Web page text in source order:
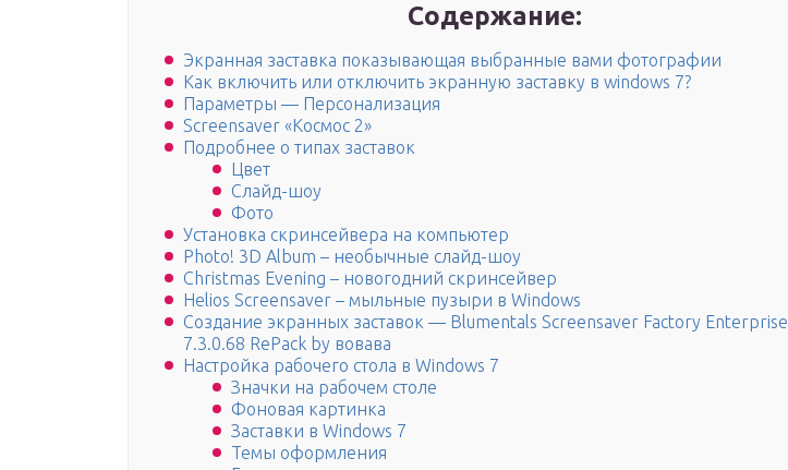
Содержание:
Экранная заставка показывающая выбранные вами фотографии
Как включить или отключить экранную заставку в windows 7?
Параметры — Персонализация
Screensaver «Космос 2»
Подробнее о типах заставок
Цвет
Слайд-шоу
Фото
Установка скринсейвера на компьютер
Photo! 3D Album – необычные слайд-шоу
Christmas Evening – новогодний скринсейвер
Helios Screensaver – мыльные пузыри в Windows
Создание экранных заставок — Blumentals Screensaver Factory Enterprise
7.3.0.68 RePack by вовава
Настройка рабочего стола в Windows 7
Значки на рабочем столе
Фоновая картинка
Заставки в Windows 7
Темы оформления